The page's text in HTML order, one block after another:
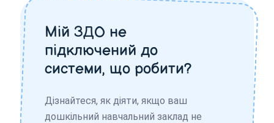
Мій ЗДО не
підключений до
системи, що робити?
Дізнайтеся, як діяти, якщо ваш
дошкільний навчальний заклад не